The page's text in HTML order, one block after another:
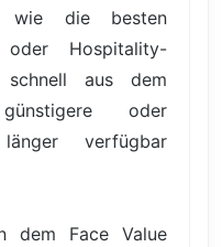
wie die besten
oder Hospitality-
schnell aus dem
oder
verfügbar
dem Face Value